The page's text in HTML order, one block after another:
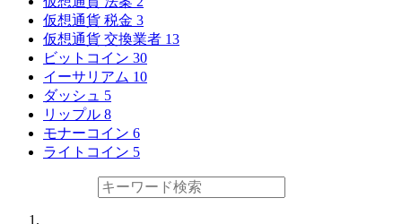
仮想通貨 税金 3
仮想通貨 交換業者 13
ビットコイン 30
イーサリアム 10
ダッシュ 5
リップル 8
モナーコイン 6
ライトコイン 5